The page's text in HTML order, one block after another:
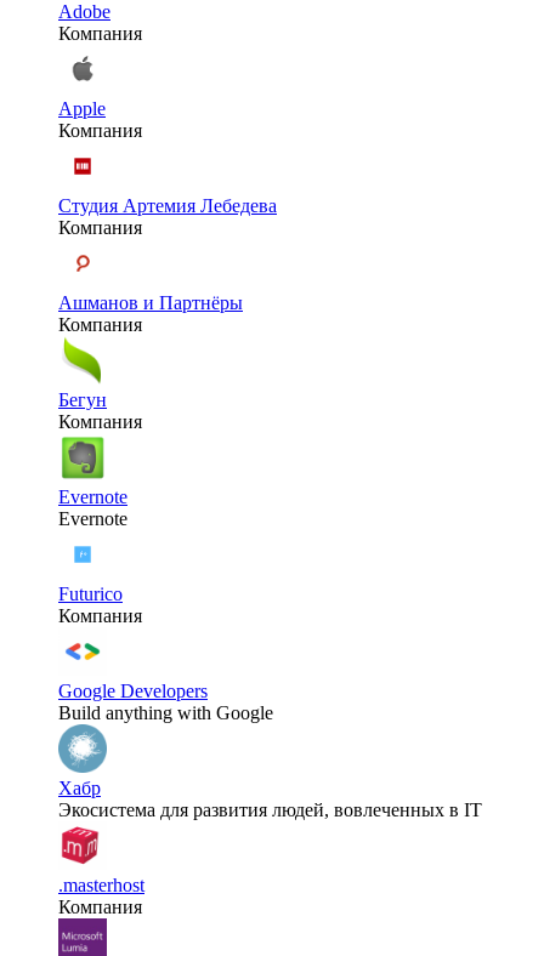
Adobe
Компания
Apple
Компания
Студия Артемия Лебедева
Компания
Ашманов и Партнёры
Компания
Бегун
Компания
Evernote
Evernote
Futurico
Компания
Google Developers
Build anything with Google
Хабр
Экосистема для развития людей, вовлеченных в IT
.masterhost
Компания